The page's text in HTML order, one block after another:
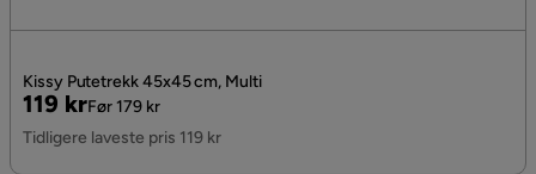
Kissy Putetrekk 45x45 cm, Multi
Pris
119 kr
Original
Pris
Før 179 kr
Tidligere laveste pris 119 kr